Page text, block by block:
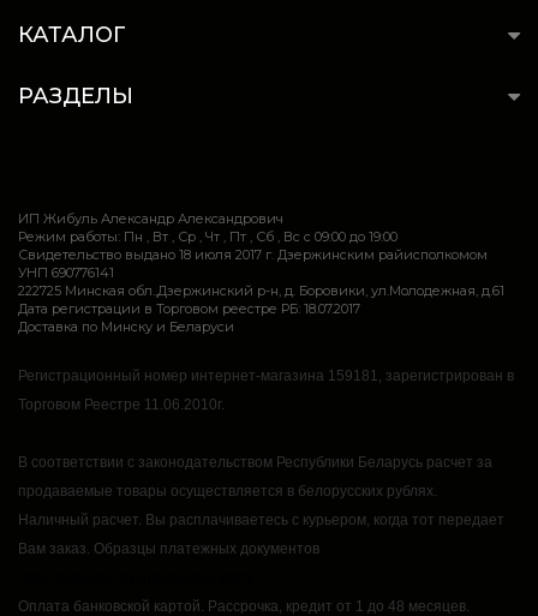
КАТАЛОГ
РАЗДЕЛЫ
ИП Жибуль Александр Александрович
Режим работы: Пн , Вт , Ср , Чт , Пт , Сб , Вс c 09:00 до 19:00
Свидетельство выдано 18 июля 2017 г. Дзержинским райисполкомом
УНП 690776141
222725 Минская обл.,Дзержинский р-н, д. Боровики, ул.Молодежная, д.61
Дата регистрации в Торговом реестре РБ: 18.07.2017
Доставка по Минску и Беларуси
Регистрационный номер интернет-магазина 159181, зарегистрирован в
Торговом Реестре 11.06.2010г.
В соответствии с законодательством Республики Беларусь расчет за
продаваемые товары осуществляется в белорусских рублях.
Наличный расчет. Вы расплачиваетесь с курьером, когда тот передает
Вам заказ. Образцы платежных документов
Оплата банковской картой. Рассрочка, кредит от 1 до 48 месяцев.